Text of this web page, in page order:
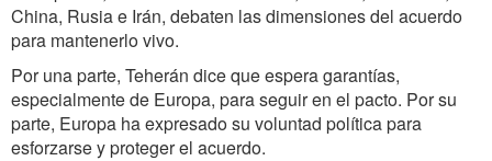
China, Rusia e Irán, debaten las dimensiones del acuerdo
para mantenerlo vivo.
Por una parte, Teherán dice que espera garantías,
especialmente de Europa, para seguir en el pacto. Por su
parte, Europa ha expresado su voluntad política para
esforzarse y proteger el acuerdo.